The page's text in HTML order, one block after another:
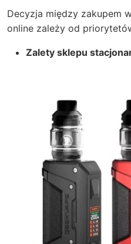
Decyzja między zakupem
online zależy od
Zalety sklepu